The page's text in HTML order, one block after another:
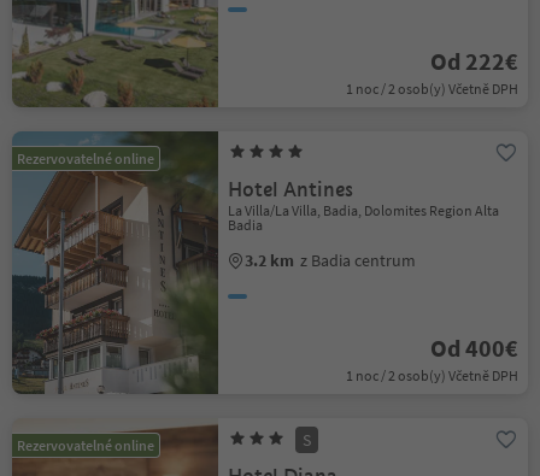
Od 222€
1 noc / 2 osob(y) Včetně DPH
Rezervovatelné online
Hotel Antines
La Villa/La Villa, Badia, Dolomites Region Alta
Badia
3.2 km z Badia centrum
Od 400€
1 noc / 2 osob(y) Včetně DPH
Rezervovatelné online S